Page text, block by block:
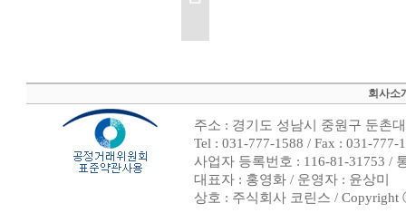
회사소
주소 : 경기도 성남시 중원구 둔촌
Tel : 031-777-1588 / Fax : 031-
사업자 등록번호 : 116-81-31753 /
대표자 : 홍영화 / 운영자 : 윤상미
상호 : 주식회사 코린스 / Copyright